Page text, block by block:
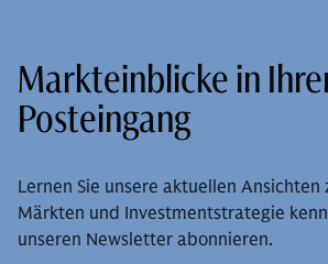
Markteinblicke in
Posteingang
Lernen Sie unsere aktuellen Ansichten
Märkten und Investmentstrategie
unseren Newsletter abonnieren.